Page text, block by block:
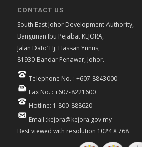
CONTACT US
South East Johor Development Authority,
Bangunan Ibu Pejabat KEJORA,
Jalan Dato’ Hj. Hassan Yunus,
81930 Bandar Penawar, Johor.
Telephone No. : +607-8843000
Fax No. : +607-8221600
Hotline: 1-800-888620
Email :kejora@kejora.gov.my
Best viewed with resolution 1024 X 768